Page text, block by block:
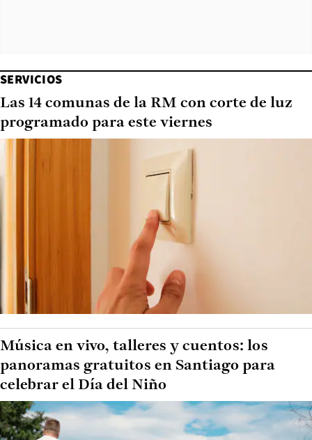
SERVICIOS
Las 14 comunas de la RM con corte de luz
programado para este viernes
Música en vivo, talleres y cuentos: los
panoramas gratuitos en Santiago para
celebrar el Día del Niño